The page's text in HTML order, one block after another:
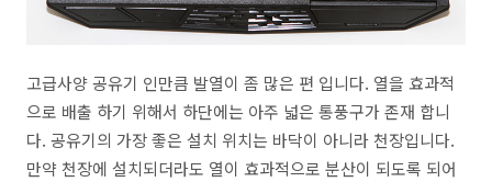
고급사양 공유기 인만큼 발열이 좀 많은 편 입니다. 열을 효과적
으로 배출 하기 위해서 하단에는 아주 넓은 통풍구가 존재 합니
다. 공유기의 가장 좋은 설치 위치는 바닥이 아니라 천장입니다.
만약 천장에 설치되더라도 열이 효과적으로 분산이 되도록 되어